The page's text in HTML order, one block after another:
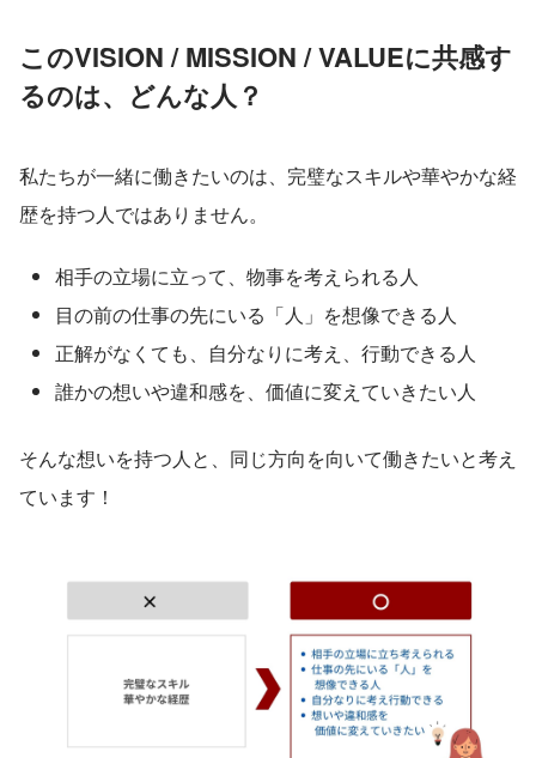
このVISION / MISSION / VALUEに共感す
るのは、どんな人？
私たちが一緒に働きたいのは、完璧なスキルや華やかな経
歴を持つ人ではありません。
相手の立場に立って、物事を考えられる人
目の前の仕事の先にいる「人」を想像できる人
正解がなくても、自分なりに考え、行動できる人
誰かの想いや違和感を、価値に変えていきたい人
そんな想いを持つ人と、同じ方向を向いて働きたいと考え
ています！